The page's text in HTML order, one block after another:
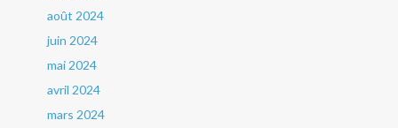
août 2024
juin 2024
mai 2024
avril 2024
mars 2024